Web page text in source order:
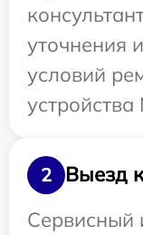
уточнения
условий
устройства
2
Выезд
Сервисный